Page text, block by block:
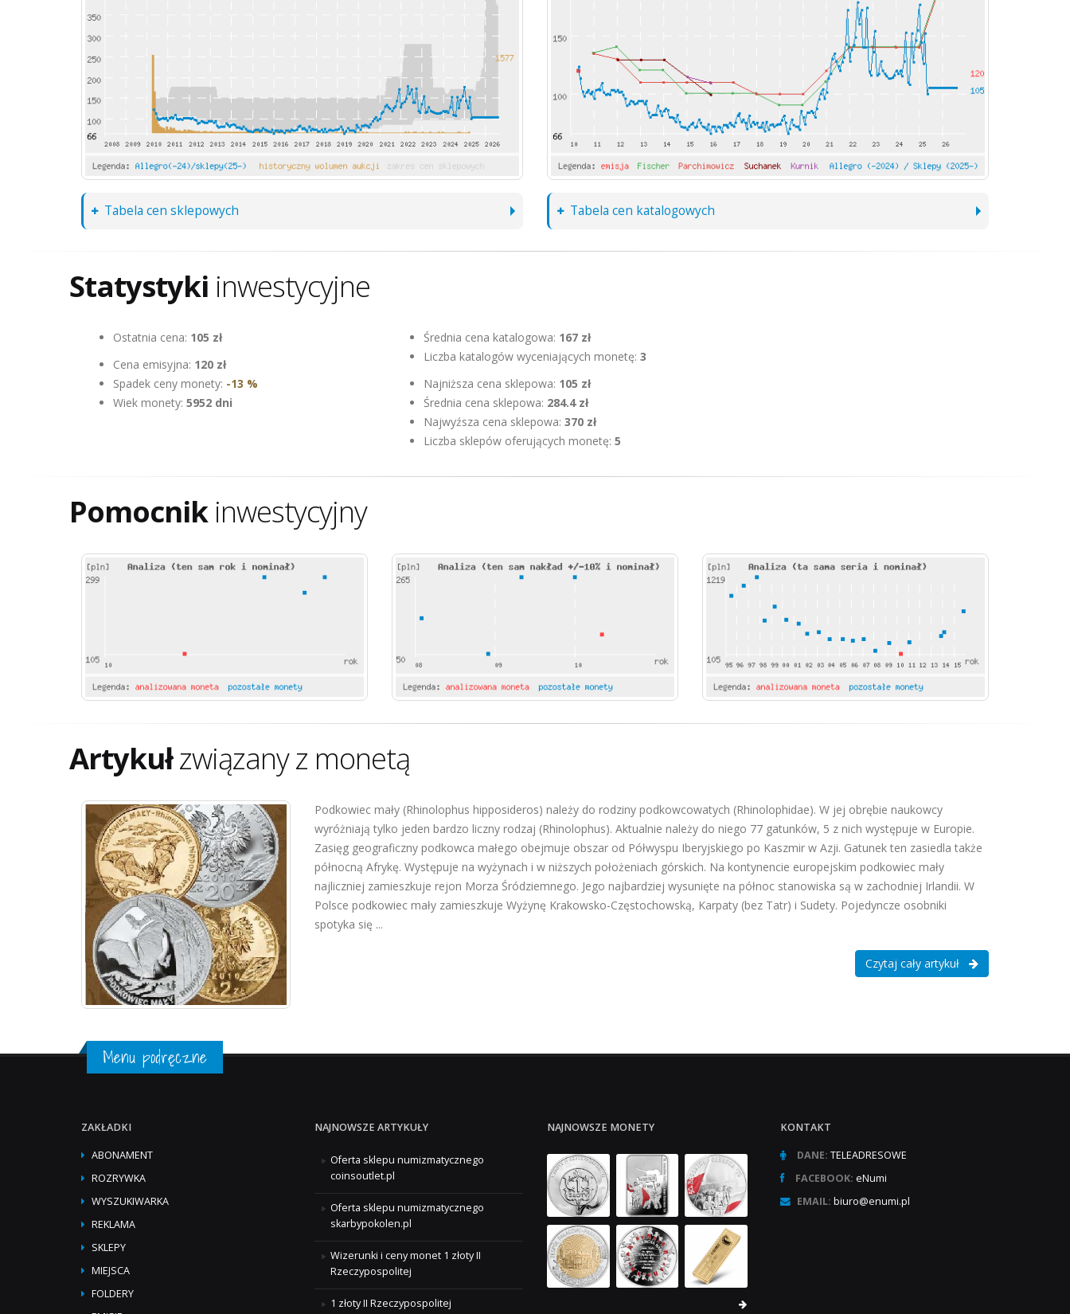
Tabela cen sklepowych Tabela cen katalogowych
Statystyki inwestycyjne
Ostatnia cena: 105 zł
Cena emisyjna: 120 zł
Spadek ceny monety: -13 %
Wiek monety: 5952 dni
Średnia cena katalogowa: 167 zł
Liczba katalogów wyceniających monetę: 3
Najniższa cena sklepowa: 105 zł
Średnia cena sklepowa: 284.4 zł
Najwyźsza cena sklepowa: 370 zł
Liczba sklepów oferujących monetę: 5
Pomocnikinwestycyjny
Artykułzwiązany z monetą
Podkowiec mały (Rhinolophus hipposideros) należy do rodziny podkowcowatych (Rhinolophidae). W jej obrębie naukowcy
wyróżniają tylko jeden bardzo liczny rodzaj (Rhinolophus). Aktualnie należy do niego 77 gatunków, 5 z nich występuje w Europie.
Zasięg geograficzny podkowca małego obejmuje obszar od Półwyspu Iberyjskiego po Kaszmir w Azji. Gatunek ten zasiedla także
północną Afrykę. Występuje na wyżynach i w niższych położeniach górskich. Na kontynencie europejskim podkowiec mały
najliczniej zamieszkuje rejon Morza Śródziemnego. Jego najbardziej wysunięte na północ stanowiska są w zachodniej Irlandii. W
Polsce podkowiec mały zamieszkuje Wyżynę Krakowsko-Częstochowską, Karpaty (bez Tatr) i Sudety. Pojedyncze osobniki
spotyka się ...
Czytaj cały artykuł
Menu podręczne
ZAKŁADKI
ABONAMENT
ROZRYWKA
WYSZUKIWARKA
REKLAMA
SKLEPY
MIEJSCA
FOLDERY
NAJNOWSZE ARTYKUŁY
Oferta sklepu numizmatycznego
coinsoutlet.pl
Oferta sklepu numizmatycznego
skarbypokolen.pl
Wizerunki i ceny monet 1 złoty II
Rzeczypospolitej
1 złoty II Rzeczypospolitej
NAJNOWSZE MONETY KONTAKT
DANE: TELEADRESOWE
FACEBOOK: eNumi
EMAIL: biuro@enumi.pl